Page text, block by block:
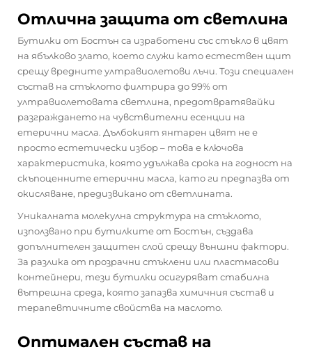
Отлична защита от светлина
Бутилки от Бостън са изработени със стъкло в цвят
на ябълково злато, което служи като естествен щит
срещу вредните ултравиолетови лъчи. Този специален
състав на стъклото филтрира до 99% от
ултравиолетовата светлина, предотвратявайки
разграждането на чувствителни есенции на
етерични масла. Дълбокият янтарен цвят не е
просто естетически избор – това е ключова
характеристика, която удължава срока на годност на
скъпоценните етерични масла, като ги предпазва от
окисляване, предизвикано от светлината.
Уникалната молекулна структура на стъклото,
използвано при бутилките от Бостън, създава
допълнителен защитен слой срещу външни фактори.
За разлика от прозрачни стъклени или пластмасови
контейнери, тези бутилки осигуряват стабилна
вътрешна среда, която запазва химичния състав и
терапевтичните свойства на маслото.
Оптимален състав на